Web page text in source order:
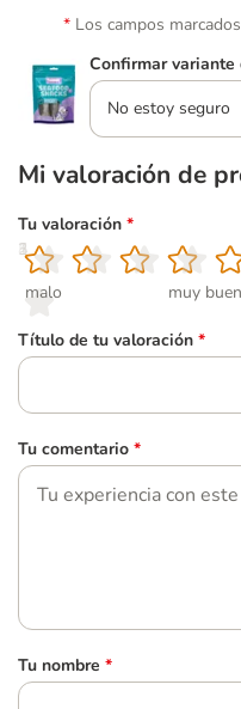
Los campos
Confirmar variante
No estoy seguro
Mi valoración de
Tu valoración *
1
malo
2
3
4
5
muy
Título de tu valoración *
Tu comentario *
Tu nombre *